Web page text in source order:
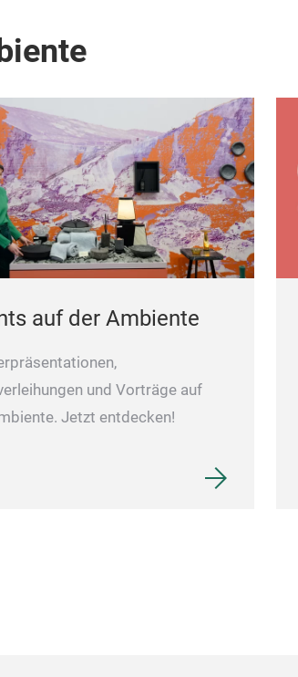
auf der Ambiente
und Vorträge auf
Jetzt entdecken!